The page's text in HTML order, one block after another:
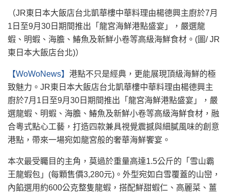
（JR東日本大飯店台北凱華樓中華料理由楊德興主廚於7月
1日至9月30日期間推出「龍宮海鮮港點盛宴」，嚴選龍
蝦、明蝦、海膽、鰆魚及新鮮小卷等高級海鮮食材。(圖/ JR
東日本大飯店台北)）
【WoWoNews】 港點不只是經典，更能展現頂級海鮮的極
致魅力。JR東日本大飯店台北凱華樓中華料理由楊德興主
廚於7月1日至9月30日期間推出「龍宮海鮮港點盛宴」，嚴
選龍蝦、明蝦、海膽、鰆魚及新鮮小卷等高級海鮮食材，融
合粵式點心工藝，打造四款兼具視覺震撼與細膩風味的創意
港點，帶來一場宛如龍宮般的奢華海鮮饗宴。
本次最受矚目的主角，莫過於重量高達1.5公斤的「雪山霸
王龍蝦包」(每顆售價3,280元)。外型宛如白雪覆蓋的山巒，
內餡選用約600公克整隻龍蝦，搭配鮮甜蝦仁、高麗菜、薑